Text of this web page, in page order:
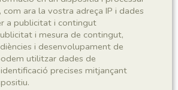
ferreri
com ara la vostra adreça IP i dades
a publicitat i contingut
i mesura de contingut,
i desenvolupament de
utilitzar dades de
precises mitjançant